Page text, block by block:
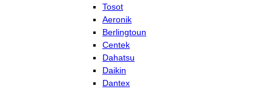
Tosot
Aeronik
Berlingtoun
Centek
Dahatsu
Daikin
Dantex